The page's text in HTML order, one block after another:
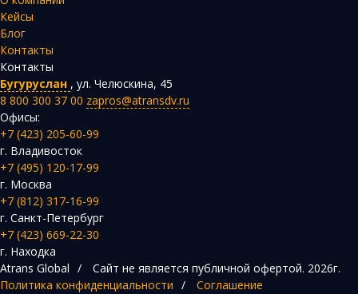
Кейсы
Блог
Контакты
Контакты
Бугуруслан , ул. Челюскина, 45
8 800 300 37 00 zapros@atransdv.ru
Офисы:
+7 (423) 205-60-99
г. Владивосток
+7 (495) 120-17-99
г. Москва
+7 (812) 317-16-99
г. Санкт-Петербург
+7 (423) 669-22-30
г. Находка
Atrans Global / Сайт не является публичной офертой. 2026г.
Политика конфиденциальности / Соглашение